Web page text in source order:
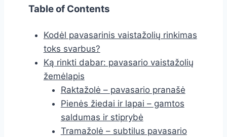
Table of Contents
Kodėl pavasarinis vaistažolių rinkimas
toks svarbus?
Ką rinkti dabar: pavasario vaistažolių
žemėlapis
Raktažolė – pavasario pranašė
Pienės žiedai ir lapai – gamtos
saldumas ir stiprybė
Tramažolė – subtilus pavasario